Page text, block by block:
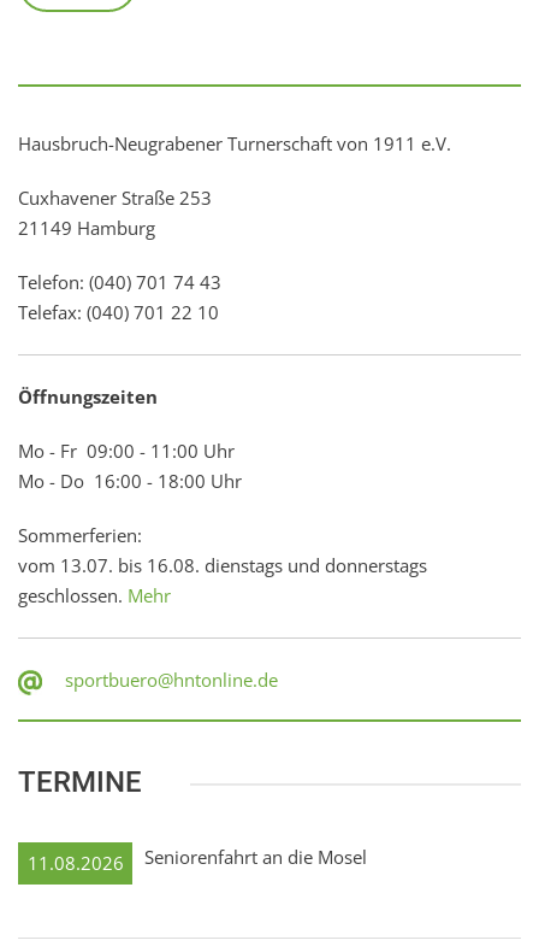
Hausbruch-Neugrabener Turnerschaft von 1911 e.V.
Cuxhavener Straße 253
21149 Hamburg
Telefon: (040) 701 74 43
Telefax: (040) 701 22 10
Öffnungszeiten
Mo - Fr 09:00 - 11:00 Uhr
Mo - Do 16:00 - 18:00 Uhr
Sommerferien:
vom 13.07. bis 16.08. dienstags und donnerstags
geschlossen. Mehr
sportbuero@hntonline.de
TERMINE
11.08.2026 Seniorenfahrt an die Mosel